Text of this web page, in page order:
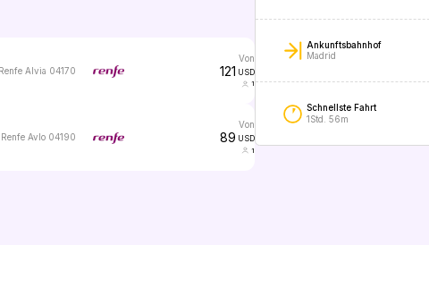
Renfe Alvia 04170
von
121 USD
1
Renfe Avlo 04190
von
89 USD
1
Ankunftsbahnhof
Madrid
Schnellste Fahrt
1Std. 56m